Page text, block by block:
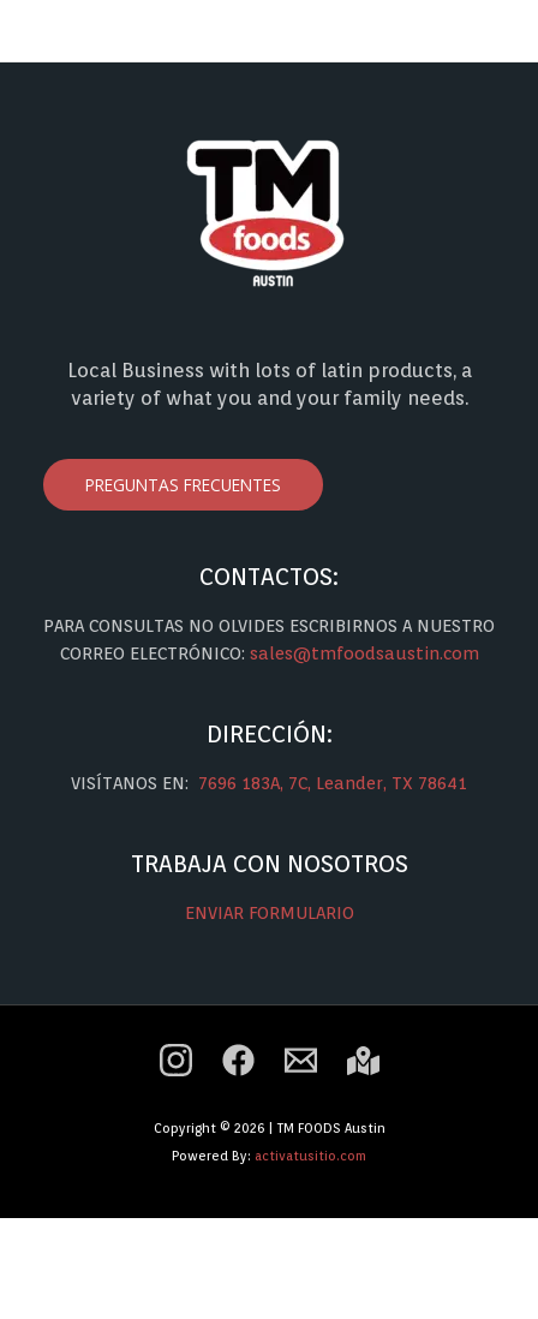
Local Business with lots of latin products, a
variety of what you and your family needs.
PREGUNTAS FRECUENTES
CONTACTOS:
PARA CONSULTAS NO OLVIDES ESCRIBIRNOS A NUESTRO
CORREO ELECTRÓNICO: sales@tmfoodsaustin.com
DIRECCIÓN:
VISÍTANOS EN: 7696 183A, 7C, Leander, TX 78641
TRABAJA CON NOSOTROS
ENVIAR FORMULARIO
Copyright © 2026 | TM FOODS Austin
Powered By: activatusitio.com